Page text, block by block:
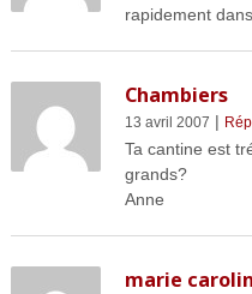
rapidement
Chambiers
13 avril 2007 |
Ta cantine est
grands?
Anne
marie